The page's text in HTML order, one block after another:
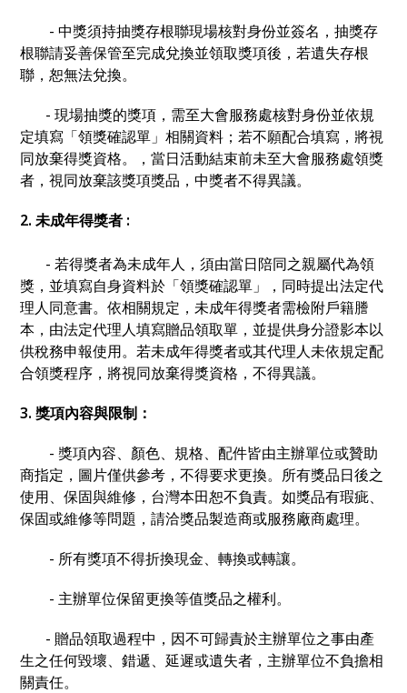
- 中獎須持抽獎存根聯現場核對身份並簽名，抽獎存
根聯請妥善保管至完成兌換並領取獎項後，若遺失存根
聯，恕無法兌換。
- 現場抽獎的獎項，需至大會服務處核對身份並依規
定填寫「領獎確認單」相關資料；若不願配合填寫，將視
同放棄得獎資格。，當日活動結束前未至大會服務處領獎
者，視同放棄該獎項獎品，中獎者不得異議。
2. 未成年得獎者 :
- 若得獎者為未成年人，須由當日陪同之親屬代為領
獎，並填寫自身資料於「領獎確認單」，同時提出法定代
理人同意書。依相關規定，未成年得獎者需檢附戶籍謄
本，由法定代理人填寫贈品領取單，並提供身分證影本以
供稅務申報使用。若未成年得獎者或其代理人未依規定配
合領獎程序，將視同放棄得獎資格，不得異議。
3. 獎項內容與限制：
- 獎項內容、顏色、規格、配件皆由主辦單位或贊助
商指定，圖片僅供參考，不得要求更換。所有獎品日後之
使用、保固與維修，台灣本田恕不負責。如獎品有瑕疵、
保固或維修等問題，請洽獎品製造商或服務廠商處理。
- 所有獎項不得折換現金、轉換或轉讓。
- 主辦單位保留更換等值獎品之權利。
- 贈品領取過程中，因不可歸責於主辦單位之事由產
生之任何毀壞、錯遞、延遲或遺失者，主辦單位不負擔相
關責任。